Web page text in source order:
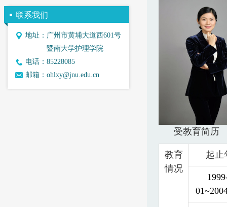
联系我们
地址： 广州市黄埔大道西601号
暨南大学护理学院
电话： 85228085
邮箱： ohlxy@jnu.edu.cn
受教育简历
教育
情况
起止